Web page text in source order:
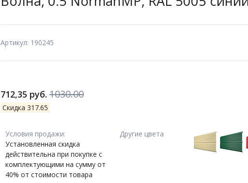
Артикул: 190245
712,35 руб. 1030.00
Скидка 317.65
Условия продажи:
Установленная скидка
действительна при покупке с
комплектующими на сумму от
40% от стоимости товара
Другие цвета